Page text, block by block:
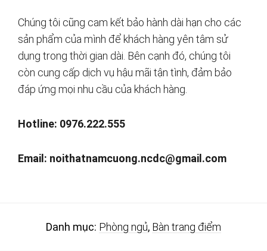
Chúng tôi cũng cam kết bảo hành dài hạn cho các
sản phẩm của mình để khách hàng yên tâm sử
dụng trong thời gian dài. Bên cạnh đó, chúng tôi
còn cung cấp dịch vụ hậu mãi tận tình, đảm bảo
đáp ứng mọi nhu cầu của khách hàng.
Hotline: 0976.222.555
Email: noithatnamcuong.ncdc@gmail.com
Danh mục: Phòng ngủ, Bàn trang điểm